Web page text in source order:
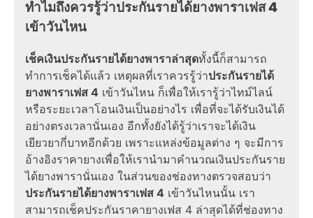
ทำไมถึงควรรู้ว่าประกันรายได้ยางพาราเฟส 4
เข้าวันไหน
เช็คเงินประกันรายได้ยางพาราล่าสุดทั้งนี้ก็สามารถ
ทำการเช็คได้แล้ว เหตุผลที่เราควรรู้ว่าประกันรายได้
ยางพาราเฟส 4 เข้าวันไหน ก็เพื่อให้เรารู้ว่าไทม์ไลน์
หรือระยะเวลาโอนเงินเป็นอย่างไร เพื่อที่จะได้รับเงินได้
อย่างตรงเวลานั่นเอง อีกทั้งยังได้รู้ว่าเราจะได้เงิน
เยียวยากี่บาทอีกด้วย เพราะแหล่งข้อมูลต่าง ๆ จะมีการ
อ้างอิงราคายางเพื่อให้เรานำมาคำนวณเงินประกันราย
ได้ยางพารานั่นเอง ในส่วนของช่องทางตรวจสอบว่า
ประกันรายได้ยางพาราเฟส 4 เข้าวันไหนนั้น เรา
สามารถเช็คประกันราคายางเฟส 4 ล่าสุดได้ที่ช่องทาง